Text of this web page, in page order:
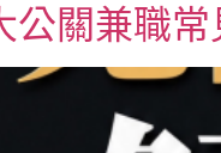
公關兼職